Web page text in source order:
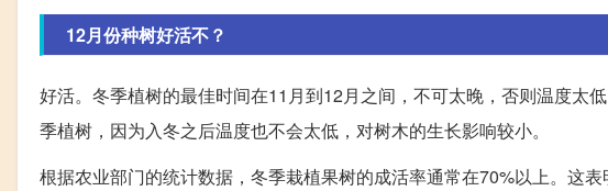
12月份种树好活不？
好活。冬季植树的最佳时间在11月到12月之间，不可太晚，否则温度太
季植树，因为入冬之后温度也不会太低，对树木的生长影响较小。
根据农业部门的统计数据，冬季栽植果树的成活率通常在70%以上。这